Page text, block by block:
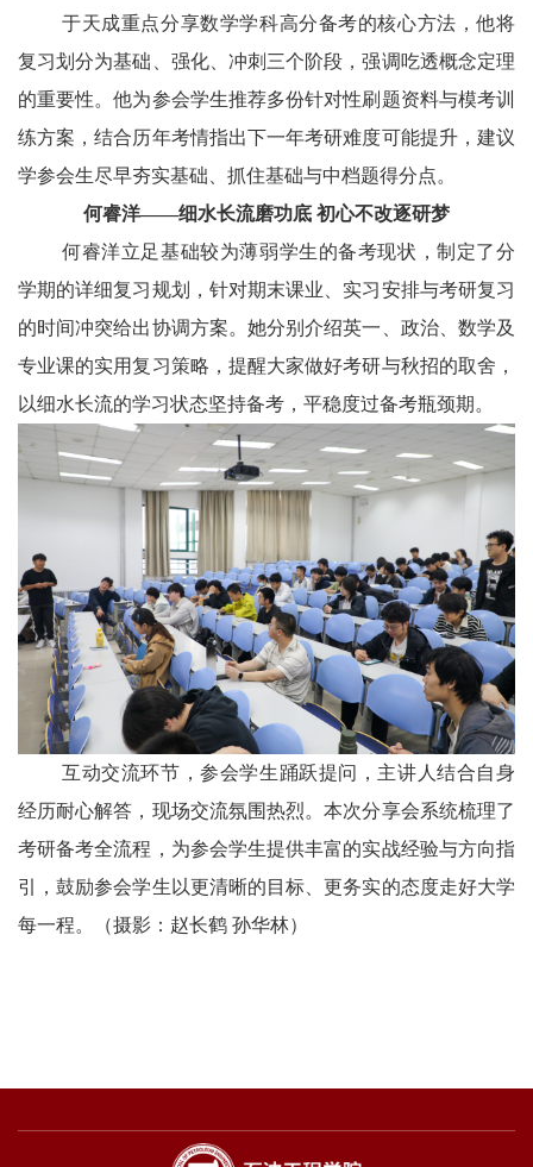
于天成重点分享数学学科高分备考的核心方法，他将
复习划分为基础、强化、冲刺三个阶段，强调吃透概念定理
的重要性。他为参会学生推荐多份针对性刷题资料与模考训
练方案，结合历年考情指出下一年考研难度可能提升，建议
学参会生尽早夯实基础、抓住基础与中档题得分点。
何睿洋——细水长流磨功底 初心不改逐研梦
何睿洋立足基础较为薄弱学生的备考现状，制定了分
学期的详细复习规划，针对期末课业、实习安排与考研复习
的时间冲突给出协调方案。她分别介绍英一、政治、数学及
专业课的实用复习策略，提醒大家做好考研与秋招的取舍，
以细水长流的学习状态坚持备考，平稳度过备考瓶颈期。
互动交流环节，参会学生踊跃提问，主讲人结合自身
经历耐心解答，现场交流氛围热烈。本次分享会系统梳理了
考研备考全流程，为参会学生提供丰富的实战经验与方向指
引，鼓励参会学生以更清晰的目标、更务实的态度走好大学
每一程。（摄影：赵长鹤 孙华林）